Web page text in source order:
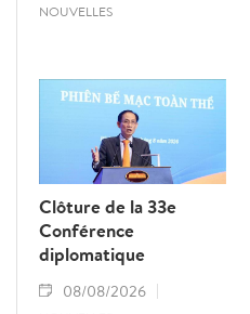
NOUVELLES
Clôture de la 33e
Conférence
diplomatique
08/08/2026